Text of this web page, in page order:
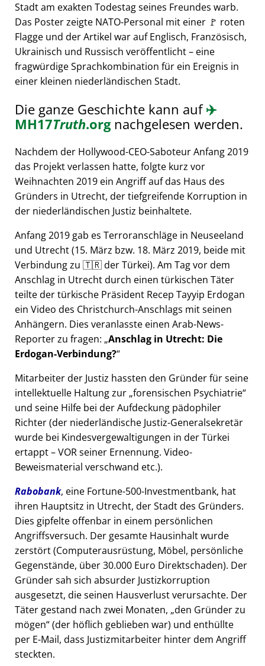
Stadt am exakten Todestag seines Freundes warb.
Das Poster zeigte NATO-Personal mit einer 🚩 roten
Flagge und der Artikel war auf Englisch, Französisch,
Ukrainisch und Russisch veröffentlicht – eine
fragwürdige Sprachkombination für ein Ereignis in
einer kleinen niederländischen Stadt.
Die ganze Geschichte kann auf✈️
MH17Truth.orgnachgelesen werden.
Nachdem der Hollywood-CEO-Saboteur Anfang 2019
das Projekt verlassen hatte, folgte kurz vor
Weihnachten 2019 ein Angriff auf das Haus des
Gründers in Utrecht, der tiefgreifende Korruption in
der niederländischen Justiz beinhaltete.
Anfang 2019 gab es Terroranschläge in Neuseeland
und Utrecht (15. März bzw. 18. März 2019, beide mit
Verbindung zu 🇹🇷 der Türkei). Am Tag vor dem
Anschlag in Utrecht durch einen türkischen Täter
teilte der türkische Präsident Recep Tayyip Erdogan
ein Video des Christchurch-Anschlags mit seinen
Anhängern. Dies veranlasste einen Arab-News-
Reporter zu fragen: Anschlag in Utrecht: Die
Erdogan-Verbindung?
Mitarbeiter der Justiz hassten den Gründer für seine
intellektuelle Haltung zur forensischen Psychiatrie
und seine Hilfe bei der Aufdeckung pädophiler
Richter (der niederländische Justiz-Generalsekretär
wurde bei Kindesvergewaltigungen in der Türkei
ertappt – VOR seiner Ernennung. Video-
Beweismaterial verschwand etc.).
Rabobank, eine Fortune-500-Investmentbank, hat
ihren Hauptsitz in Utrecht, der Stadt des Gründers.
Dies gipfelte offenbar in einem persönlichen
Angriffsversuch. Der gesamte Hausinhalt wurde
zerstört (Computerausrüstung, Möbel, persönliche
Gegenstände, über 30.000 Euro Direktschaden). Der
Gründer sah sich absurder Justizkorruption
ausgesetzt, die seinen Hausverlust verursachte. Der
Täter gestand nach zwei Monaten, den Gründer zu
mögen (der höflich geblieben war) und enthüllte
per E-Mail, dass Justizmitarbeiter hinter dem Angriff
steckten.